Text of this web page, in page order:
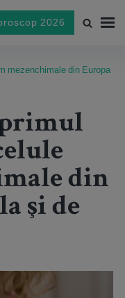
2026
mezenchimale din Europa
din
şi de